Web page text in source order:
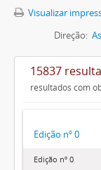
Visualizar
Direção:
15837
resultados com
Edição nº 0
Edição nº 0